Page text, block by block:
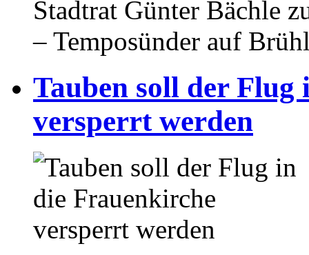
Stadtrat Günter Bächle
– Temposünder auf
Tauben soll der
versperrt werden